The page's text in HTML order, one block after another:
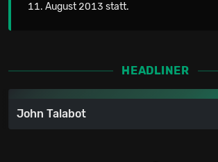
11. August 2013 statt.
HEADLINER
John Talabot